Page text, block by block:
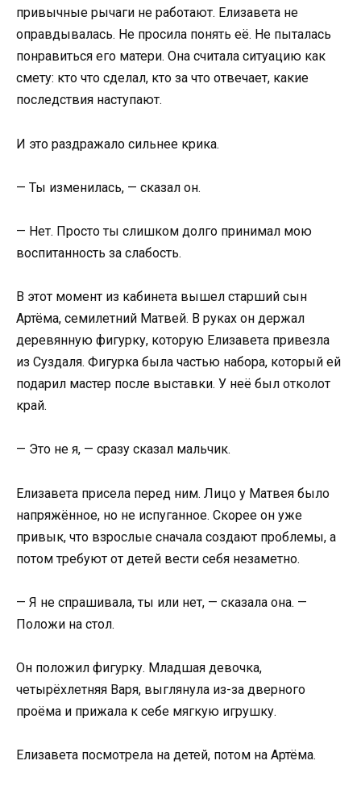
привычные рычаги не работают. Елизавета не
оправдывалась. Не просила понять её. Не пыталась
понравиться его матери. Она считала ситуацию как
смету: кто что сделал, кто за что отвечает, какие
последствия наступают.
И это раздражало сильнее крика.
— Ты изменилась, — сказал он.
— Нет. Просто ты слишком долго принимал мою
воспитанность за слабость.
В этот момент из кабинета вышел старший сын
Артёма, семилетний Матвей. В руках он держал
деревянную фигурку, которую Елизавета привезла
из Суздаля. Фигурка была частью набора, который ей
подарил мастер после выставки. У неё был отколот
край.
— Это не я, — сразу сказал мальчик.
Елизавета присела перед ним. Лицо у Матвея было
напряжённое, но не испуганное. Скорее он уже
привык, что взрослые сначала создают проблемы, а
потом требуют от детей вести себя незаметно.
— Я не спрашивала, ты или нет, — сказала она. —
Положи на стол.
Он положил фигурку. Младшая девочка,
четырёхлетняя Варя, выглянула из-за дверного
проёма и прижала к себе мягкую игрушку.
Елизавета посмотрела на детей, потом на Артёма.